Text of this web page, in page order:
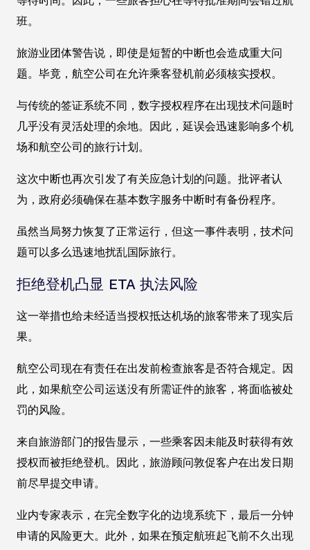
班。
旅游业团体警告说，即使是短暂的中断也会造成重大问
题。毕竟，航空公司在允许乘客登机前必须核实授权。
与传统的签证系统不同，数字授权程序在出现技术问题时
几乎没有灵活处理的余地。因此，延误会迅速影响多个机
场和航空公司的旅行计划。
这次中断也再次引发了有关应急计划的问题。批评者认
为，政府必须确保在基本数字服务中断时有备份程序。
虽然当局努力恢复了正常运行，但这一事件表明，技术问
题可以多么迅速地扰乱国际旅行。
拒绝登机凸显 ETA 执法风险
这一举措也给未经适当授权抵达机场的旅客带来了现实后
果。
航空公司现在有责任在出发前检查旅客是否符合规定。因
此，如果航空公司运送没有所需证件的旅客，将面临被处
罚的风险。
来自旅游部门的报告显示，一些乘客因未能及时获得有效
授权而被拒绝登机。因此，旅游顾问敦促客户在出发日期
前尽早提交申请。
业内专家表示，在完全数字化的边境系统下，最后一分钟
申请的风险更大。此外，如果在预定航班起飞前不久出现